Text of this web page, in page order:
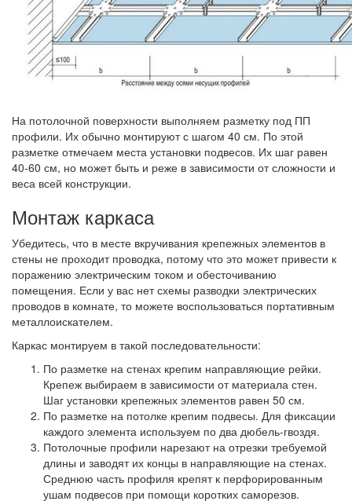
На потолочной поверхности выполняем разметку под ПП
профили. Их обычно монтируют с шагом 40 см. По этой
разметке отмечаем места установки подвесов. Их шаг равен
40-60 см, но может быть и реже в зависимости от сложности и
веса всей конструкции.
Монтаж каркаса
Убедитесь, что в месте вкручивания крепежных элементов в
стены не проходит проводка, потому что это может привести к
поражению электрическим током и обесточиванию
помещения. Если у вас нет схемы разводки электрических
проводов в комнате, то можете воспользоваться портативным
металлоискателем.
Каркас монтируем в такой последовательности:
По разметке на стенах крепим направляющие рейки.
Крепеж выбираем в зависимости от материала стен.
Шаг установки крепежных элементов равен 50 см.
По разметке на потолке крепим подвесы. Для фиксации
каждого элемента используем по два дюбель-гвоздя.
Потолочные профили нарезают на отрезки требуемой
длины и заводят их концы в направляющие на стенах.
Среднюю часть профиля крепят к перфорированным
ушам подвесов при помощи коротких саморезов.